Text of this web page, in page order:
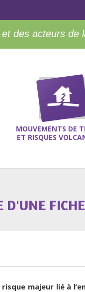
des acteurs de
MOUVEMENTS DE
ET RISQUES
D'UNE FICHE
majeur lié à